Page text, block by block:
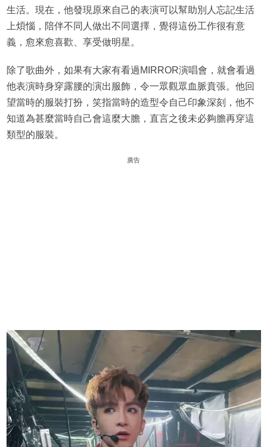
生活。現在，他發現原來自己的表演可以幫助別人忘記生活
上煩惱，陪伴不同人做出不同選擇，覺得這份工作很有意
義，愈來愈喜歡、享受做明星。
除了歌曲外，如果有大家有看過MIRROR演唱會，就會看過
他表演時身穿露腰的演出服飾，令一眾觀眾血脈賁張。他回
望當時的服裝打扮，笑指當時的造型令自己印象深刻，他不
知道為甚麼當時自己會這麼大膽，直言之後未必夠膽再穿這
類型的服裝。
廣告